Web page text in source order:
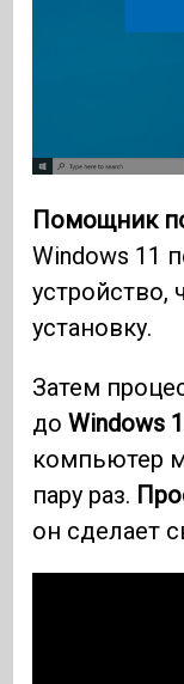
Помощник
Windows 11
устройство,
установку.
Затем
доWindows
компьютер
пару раз.
он сделает